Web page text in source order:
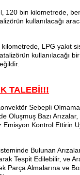
120 bin kilometrede,
kullanılacağı
LPG yakıt
kullanılacağı
TALEBİ!!!
Sebepli
Oluşmuş Bazı Arızalar,
Emisyon Kontrol Ettirin
Bulunan
Tespit Edilebilir, ve
Parça Almalarına ve